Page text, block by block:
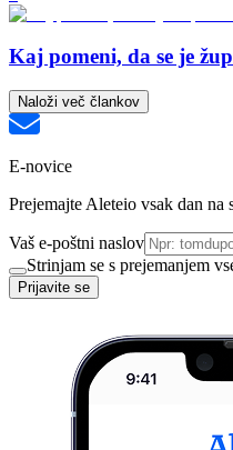
Kaj pomeni, da se je
Naloži več člankov
E-novice
Prejemajte Aleteio vsak dan na
Vaš e-poštni naslov
Strinjam se s prejemanjem
Prijavite se